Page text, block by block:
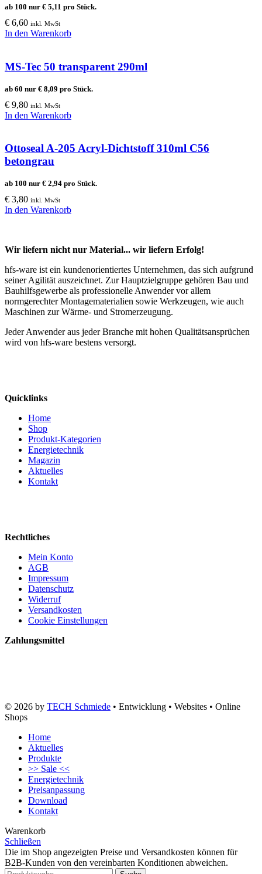
ab 100 nur € 5,11 pro Stück.
€ 6,60 inkl. MwSt
In den Warenkorb
MS-Tec 50 transparent 290ml
ab 60 nur € 8,09 pro Stück.
€ 9,80 inkl. MwSt
In den Warenkorb
Ottoseal A-205 Acryl-Dichtstoff 310ml C56
betongrau
ab 100 nur € 2,94 pro Stück.
€ 3,80 inkl. MwSt
In den Warenkorb
Wir liefern nicht nur Material... wir liefern Erfolg!
hfs-ware ist ein kundenorientiertes Unternehmen, das sich aufgrund
seiner Agilität auszeichnet. Zur Hauptzielgruppe gehören Bau und
Bauhilfsgewerbe als professionelle Anwender vor allem
normgerechter Montagematerialien sowie Werkzeugen, wie auch
Maschinen zur Wärme- und Stromerzeugung.
Jeder Anwender aus jeder Branche mit hohen Qualitätsansprüchen
wird von hfs-ware bestens versorgt.
Quicklinks
Home
Shop
Produkt-Kategorien
Energietechnik
Magazin
Aktuelles
Kontakt
Rechtliches
Mein Konto
AGB
Impressum
Datenschutz
Widerruf
Versandkosten
Cookie Einstellungen
Zahlungsmittel
© 2026 by TECH Schmiede • Entwicklung • Websites • Online
Shops
Home
Aktuelles
Produkte
>> Sale <<
Energietechnik
Preisanpassung
Download
Kontakt
Warenkorb
Schließen
Die im Shop angezeigten Preise und Versandkosten können für
B2B-Kunden von den vereinbarten Konditionen abweichen.